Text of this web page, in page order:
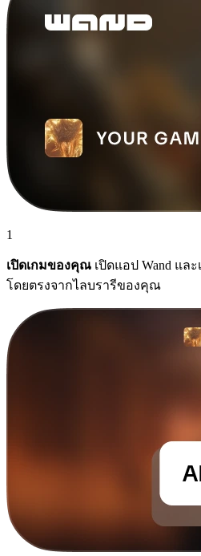
1
เปิดเกมของคุณ เปิดแอป Wand และ
โดยตรงจากไลบรารีของคุณ